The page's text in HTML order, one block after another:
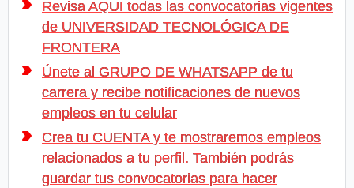
Revisa AQUI todas las convocatorias vigentes
de UNIVERSIDAD TECNOLÓGICA DE
FRONTERA
Únete al GRUPO DE WHATSAPP de tu
carrera y recibe notificaciones de nuevos
empleos en tu celular
Crea tu CUENTA y te mostraremos empleos
relacionados a tu perfil. También podrás
guardar tus convocatorias para hacer